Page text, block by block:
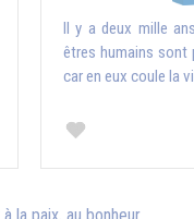
Il y a deux mille
êtres humains sont
car en eux coule la
la paix, au bonheur